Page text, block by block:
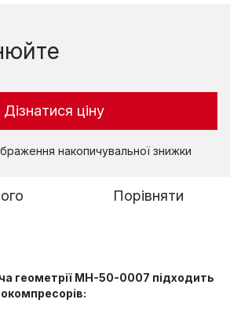
Дізнатися ціну
накопичувальної знижки
Порівняти
геометрії MH-50-0007 підходить